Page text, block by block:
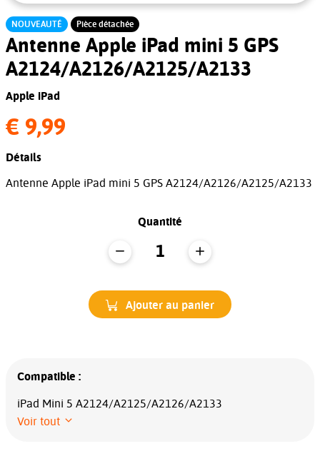
NOUVEAUTÉ Pièce détachée
Antenne Apple iPad mini 5 GPS
A2124/A2126/A2125/A2133
Apple iPad
€ 9,99
Détails
Antenne Apple iPad mini 5 GPS A2124/A2126/A2125/A2133
Quantité
Ajouter au panier
Compatible :
iPad Mini 5 A2124/A2125/A2126/A2133
Voir tout